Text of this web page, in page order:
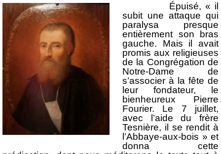
Épuisé, « il
subit une attaque qui
paralysa presque
entièrement son bras
gauche. Mais il avait
promis aux religieuses
de la Congrégation de
Notre-Dame de
s’associer à la fête de
leur fondateur, le
bienheureux Pierre
Fourier. Le 7 juillet,
avec l’aide du frère
Tesnière, il se rendit à
l’Abbaye-aux-bois » et
donna cette